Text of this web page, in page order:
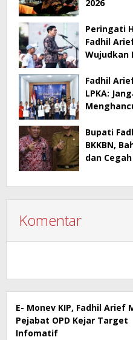
2026
Peringati
Fadhil
Wujudkan
Fadhil
LPKA:
Bupati
BKKBN,
dan
Komentar
E- Monev KIP, Fadhil Arief
Pejabat OPD Kejar Target
Infomatif